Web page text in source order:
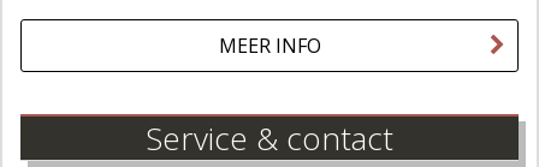
MEER INFO
Service & contact